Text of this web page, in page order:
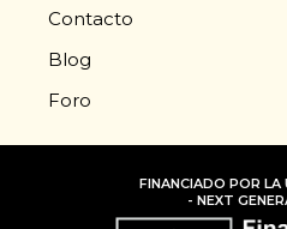
Contacto
Blog
Foro
FINANCIADO POR LA
- NEXT